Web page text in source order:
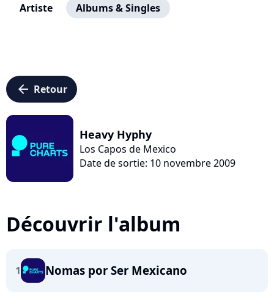
Artiste Albums & Singles
arrow_left Retour
Heavy Hyphy
Los Capos de Mexico
Date de sortie: 10 novembre 2009
Découvrir l'album
1 Nomas por Ser Mexicano